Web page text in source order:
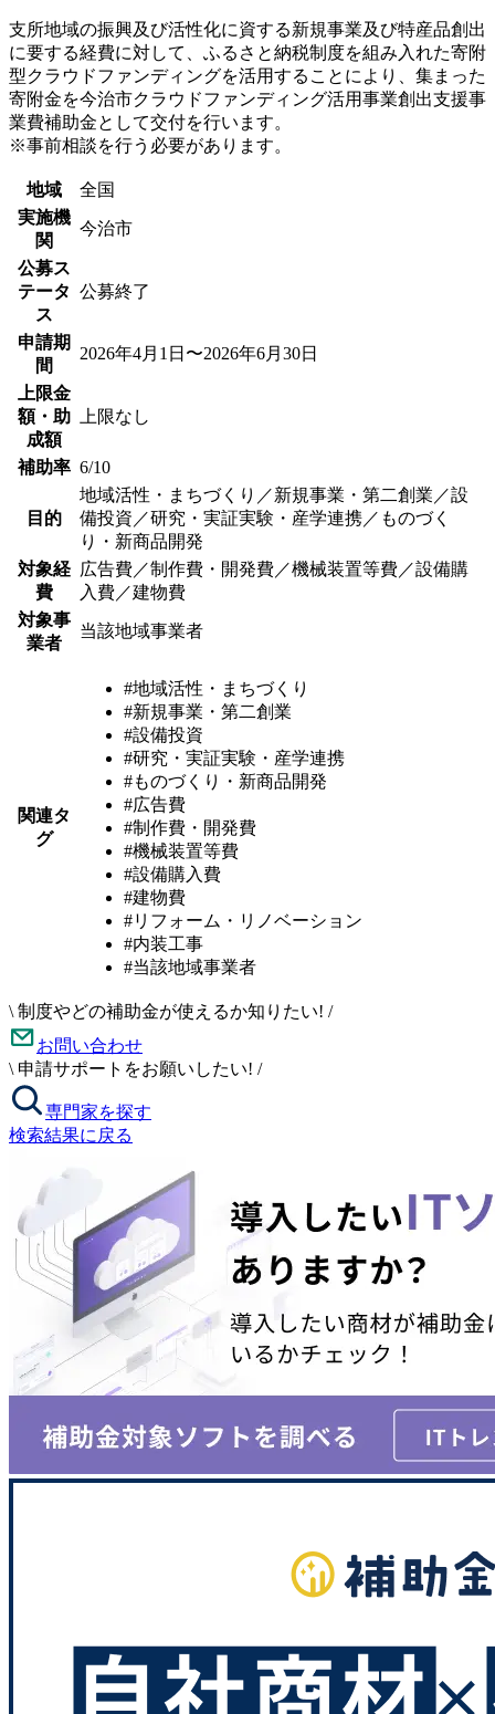
支所地域の振興及び活性化に資する新規事業及び特産品創出
に要する経費に対して、ふるさと納税制度を組み入れた寄附
型クラウドファンディングを活用することにより、集まった
寄附金を今治市クラウドファンディング活用事業創出支援事
業費補助金として交付を行います。
※事前相談を行う必要があります。
地域
全国
実施機
関
今治市
公募ス
テータ
ス
公募終了
申請期
間
2026年4月1日〜2026年6月30日
上限金
額・助
成額
上限なし
補助率 6/10
目的
地域活性・まちづくり／新規事業・第二創業／設
備投資／研究・実証実験・産学連携／ものづく
り・新商品開発
対象経
費
広告費／制作費・開発費／機械装置等費／設備購
入費／建物費
対象事
業者
当該地域事業者
関連タ
グ
#地域活性・まちづくり
#新規事業・第二創業
#設備投資
#研究・実証実験・産学連携
#ものづくり・新商品開発
#広告費
#制作費・開発費
#機械装置等費
#設備購入費
#建物費
#リフォーム・リノベーション
#内装工事
#当該地域事業者
\ 制度やどの補助金が使えるか知りたい! /
お問い合わせ
\ 申請サポートをお願いしたい! /
専門家を探す
検索結果に戻る